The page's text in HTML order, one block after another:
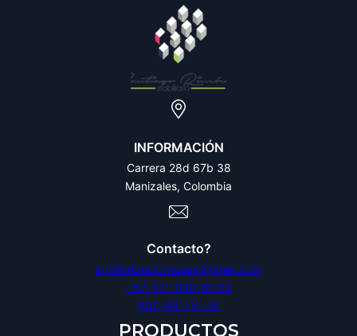
INFORMACIÓN
Carrera 28d 67b 38
Manizales, Colombia
Contacto?
srrdistribucionessas@gmail.com
+57-311-340-61-70
606-891-11-44
PRODUCTOS